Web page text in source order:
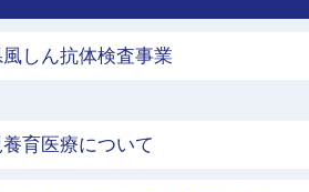
しん抗体検査事業
育医療について